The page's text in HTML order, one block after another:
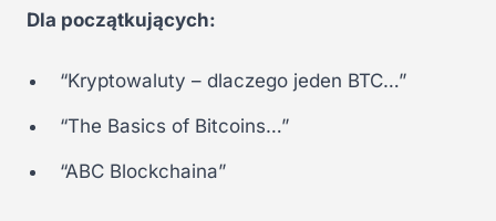
Dla początkujących:
“Kryptowaluty – dlaczego jeden BTC…”
“The Basics of Bitcoins…”
“ABC Blockchaina”